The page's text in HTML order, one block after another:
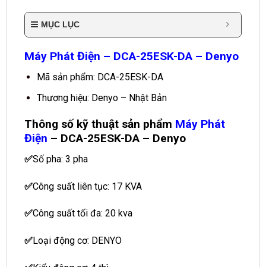
MỤC LỤC
Máy Phát Điện – DCA-25ESK-DA – Denyo
Mã sản phẩm: DCA-25ESK-DA
Thương hiệu: Denyo – Nhật Bản
Thông số kỹ thuật sản phẩm Máy Phát
Điện – DCA-25ESK-DA – Denyo
✅Số pha: 3 pha
✅Công suất liên tục: 17 KVA
✅Công suất tối đa: 20 kva
✅Loại động cơ: DENYO